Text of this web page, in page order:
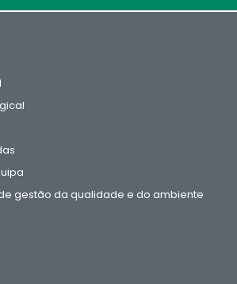
gestão da qualidade e do ambiente